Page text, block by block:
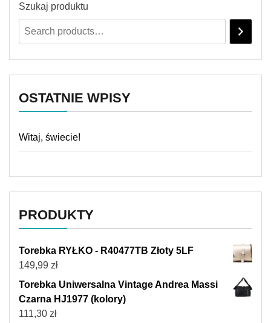
Szukaj produktu
OSTATNIE WPISY
Witaj, świecie!
PRODUKTY
Torebka RYŁKO - R40477TB Złoty 5LF
149,99 zł
Torebka Uniwersalna Vintage Andrea Massi
Czarna HJ1977 (kolory)
111,30 zł